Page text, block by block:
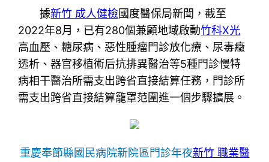
據新竹 成人健檢國度醫保局新聞，截至
2022年8月，已有280個兼顧地域啟動竹科X光
高血壓、糖尿病、惡性腫瘤門診放化療、尿毒癥
透析、器官移植術后抗排異醫治等5種門診慢特
病相干醫治所需支出跨省直接結算任務，門診所
需支出跨省直接結算籠罩范圍進一個步驟擴展。
重慶奉節縣國民病院新院區門診年夜新竹 職業醫